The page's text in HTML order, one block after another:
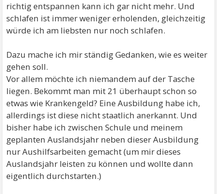
richtig entspannen kann ich gar nicht mehr. Und
schlafen ist immer weniger erholenden, gleichzeitig
würde ich am liebsten nur noch schlafen.
Dazu mache ich mir ständig Gedanken, wie es weiter
gehen soll.
Vor allem möchte ich niemandem auf der Tasche
liegen. Bekommt man mit 21 überhaupt schon so
etwas wie Krankengeld? Eine Ausbildung habe ich,
allerdings ist diese nicht staatlich anerkannt. Und
bisher habe ich zwischen Schule und meinem
geplanten Auslandsjahr neben dieser Ausbildung
nur Aushilfsarbeiten gemacht (um mir dieses
Auslandsjahr leisten zu können und wollte dann
eigentlich durchstarten.)